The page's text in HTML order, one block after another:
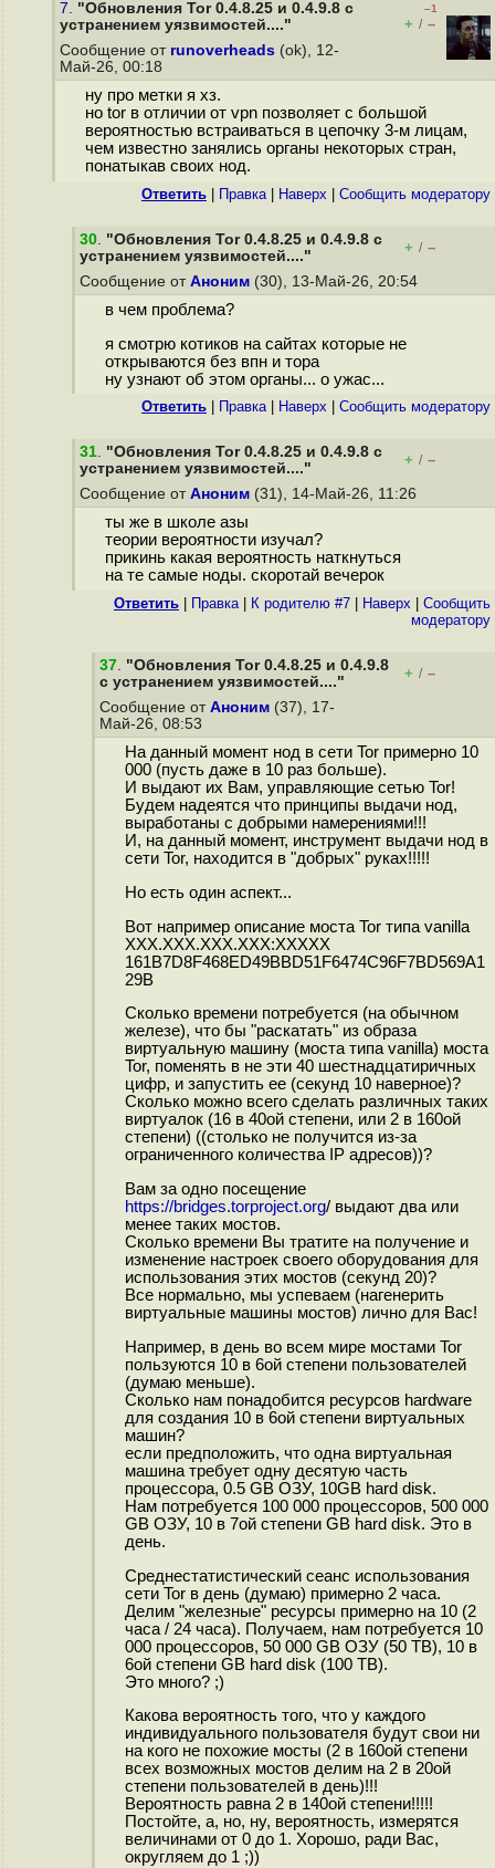
7. "Обновления Tor 0.4.8.25 и 0.4.9.8 с
устранением уязвимостей...."
–1
+ / –
Сообщение от runoverheads (ok), 12-
Май-26, 00:18
ну про метки я хз.
но tor в отличии от vpn позволяет с большой
вероятностью встраиваться в цепочку 3-м лицам,
чем известно занялись органы некоторых стран,
понатыкав своих нод.
Ответить Правка| Наверх Cообщить модератору
30. "Обновления Tor 0.4.8.25 и 0.4.9.8 с
устранением уязвимостей...."
+ / –
Сообщение от Аноним (30), 13-Май-26, 20:54
в чем проблема?
я смотрю котиков на сайтах которые не
открываются без впн и тора
ну узнают об этом органы... о ужас...
Ответить Правка| Наверх Cообщить модератору
31. "Обновления Tor 0.4.8.25 и 0.4.9.8 с
устранением уязвимостей...."
+ / –
Сообщение от Аноним (31), 14-Май-26, 11:26
ты же в школе азы
теории вероятности изучал?
прикинь какая вероятность наткнуться
на те самые ноды. скоротай вечерок
Ответить Правка| К родителю #7 Наверх
Cообщить
модератору
37. "Обновления Tor 0.4.8.25 и 0.4.9.8
с устранением уязвимостей...."
+ / –
Сообщение от Аноним (37), 17-
Май-26, 08:53
На данный момент нод в сети Tor примерно 10
000 (пусть даже в 10 раз больше).
И выдают их Вам, управляющие сетью Tor!
Будем надеятся что принципы выдачи нод,
выработаны с добрыми намерениями!!!
И, на данный момент, инструмент выдачи нод в
сети Tor, находится в "добрых" руках!!!!!
Но есть один аспект...
Вот например описание моста Tor типа vanilla
XXX.XXX.XXX.XXX:XXXXX
161B7D8F468ED49BBD51F6474C96F7BD569A1
29B
Сколько времени потребуется (на обычном
железе), что бы "раскатать" из образа
виртуальную машину (моста типа vanilla) моста
Tor, поменять в не эти 40 шестнадцатиричных
цифр, и запустить ее (секунд 10 наверное)?
Сколько можно всего сделать различных таких
виртуалок (16 в 40ой степени, или 2 в 160ой
степени) ((столько не получится из-за
ограниченного количества IP адресов))?
Вам за одно посещение
https://bridges.torproject.org/ выдают два или
менее таких мостов.
Сколько времени Вы тратите на получение и
изменение настроек своего оборудования для
использования этих мостов (секунд 20)?
Все нормально, мы успеваем (нагенерить
виртуальные машины мостов) лично для Вас!
Например, в день во всем мире мостами Tor
пользуются 10 в 6ой степени пользователей
(думаю меньше).
Сколько нам понадобится ресурсов hardware
для создания 10 в 6ой степени виртуальных
машин?
если предположить, что одна виртуальная
машина требует одну десятую часть
процессора, 0.5 GB ОЗУ, 10GB hard disk.
Нам потребуется 100 000 процессоров, 500 000
GB ОЗУ, 10 в 7ой степени GB hard disk. Это в
день.
Среднестатистический сеанс использования
сети Tor в день (думаю) примерно 2 часа.
Делим "железные" ресурсы примерно на 10 (2
часа / 24 часа). Получаем, нам потребуется 10
000 процессоров, 50 000 GB ОЗУ (50 TB), 10 в
6ой степени GB hard disk (100 TB).
Это много? ;)
Какова вероятность того, что у каждого
индивидуального пользователя будут свои ни
на кого не похожие мосты (2 в 160ой степени
всех возможных мостов делим на 2 в 20ой
степени пользователей в день)!!!
Вероятность равна 2 в 140ой степени!!!!!
Постойте, а, но, ну, вероятность, измерятся
величинами от 0 до 1. Хорошо, ради Вас,
округляем до 1 ;))